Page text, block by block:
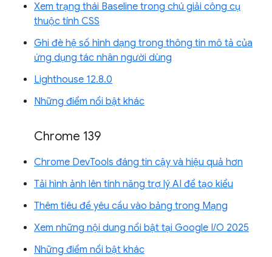
Xem trạng thái Baseline trong chú giải công cụ
thuộc tính CSS
Ghi đè hệ số hình dạng trong thông tin mô tả của
ứng dụng tác nhân người dùng
Lighthouse 12.8.0
Những điểm nổi bật khác
Chrome 139
Chrome DevTools đáng tin cậy và hiệu quả hơn
Tải hình ảnh lên tính năng trợ lý AI để tạo kiểu
Thêm tiêu đề yêu cầu vào bảng trong Mạng
Xem những nội dung nổi bật tại Google I/O 2025
Những điểm nổi bật khác